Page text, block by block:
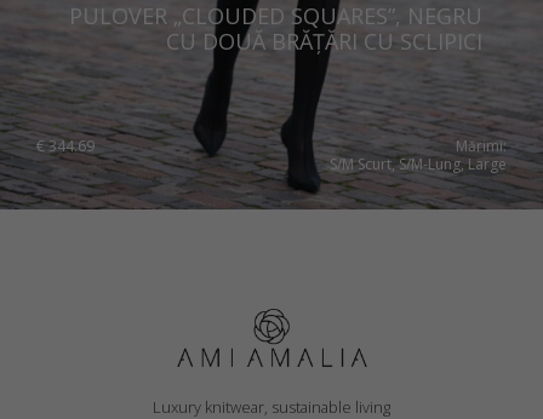
PULOVER „CLOUDED SQUARES”, NEGRU
CU DOUĂ BRĂȚĂRI CU SCLIPICI
€344.69
Mărimi:
S/M Scurt, S/M-Lung, Large
Luxury knitwear, sustainable living